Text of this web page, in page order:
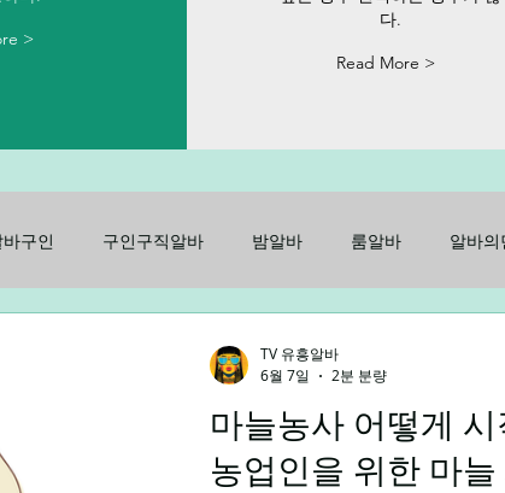
>
다.
Read More >
구인 구인구직알바 밤알바 룸알바 알바의
평일알바 학생알바 대학
마늘농사 어떻게 시
농업인을 위한 마
TV 유흥알바
6월 7일
2분 분량